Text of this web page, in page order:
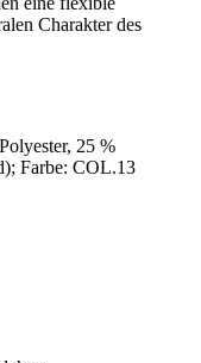
Charakter des
25 %
Farbe: COL.13